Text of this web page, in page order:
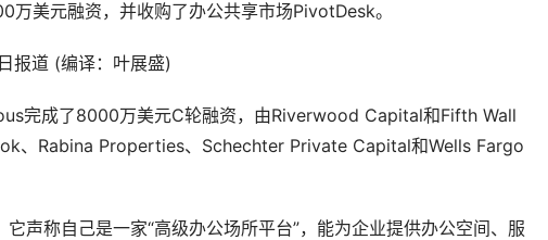
美元融资，并收购了办公共享市场PivotDesk。
道 (编译：叶展盛)
完成了8000万美元C轮融资，由Riverwood Capital和Fifth Wall
、Rabina Properties、Schechter Private Capital和Wells Fargo
称自己是一家“高级办公场所平台”，能为企业提供办公空间、服